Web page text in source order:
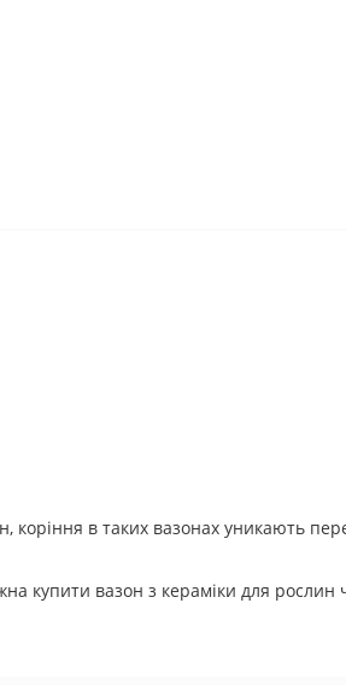
коріння в таких вазонах уникають
купити вазон з кераміки для рослин